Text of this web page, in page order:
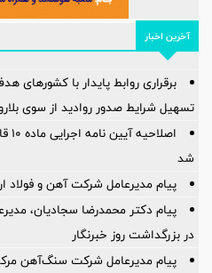
آخرین اخبار
برقراری روابط پایدار با
تسهیل شرایط صدور روادید از سوی
شد
پیام مدیرعامل شرکت آهن و فولاد
پیام دکتر محمدرضا سجادیان،
در بزرگداشت روز خبرنگار
پیام مدیرعامل شرکت سنگ‌آهن